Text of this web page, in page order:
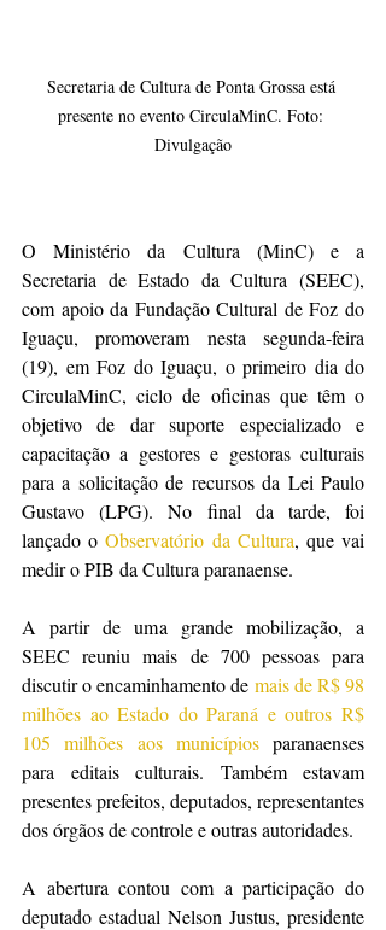
Secretaria de Cultura de Ponta Grossa está
presente no evento CirculaMinC. Foto:
Divulgação
O Ministério da Cultura (MinC) e a
Secretaria de Estado da Cultura (SEEC),
com apoio da Fundação Cultural de Foz do
Iguaçu, promoveram nesta segunda-feira
(19), em Foz do Iguaçu, o primeiro dia do
CirculaMinC, ciclo de oficinas que têm o
objetivo de dar suporte especializado e
capacitação a gestores e gestoras culturais
para a solicitação de recursos da Lei Paulo
Gustavo (LPG). No final da tarde, foi
lançado o Observatório da Cultura, que vai
medir o PIB da Cultura paranaense.
A partir de uma grande mobilização, a
SEEC reuniu mais de 700 pessoas para
discutir o encaminhamento de mais de R$ 98
milhões ao Estado do Paraná e outros R$
105 milhões aos municípios paranaenses
para editais culturais. Também estavam
presentes prefeitos, deputados, representantes
dos órgãos de controle e outras autoridades.
A abertura contou com a participação do
deputado estadual Nelson Justus, presidente